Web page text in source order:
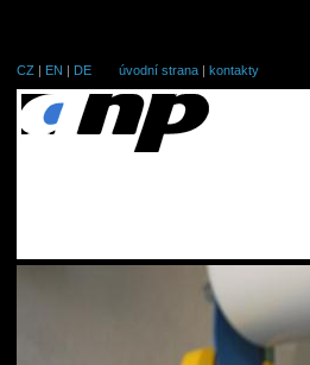
CZ | EN | DE úvodní strana | kontakty